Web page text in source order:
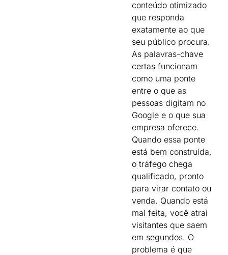
conteúdo otimizado
que responda
exatamente ao que
seu público procura.
As palavras-chave
certas funcionam
como uma ponte
entre o que as
pessoas digitam no
Google e o que sua
empresa oferece.
Quando essa ponte
está bem construída,
o tráfego chega
qualificado, pronto
para virar contato ou
venda. Quando está
mal feita, você atrai
visitantes que saem
em segundos. O
problema é que